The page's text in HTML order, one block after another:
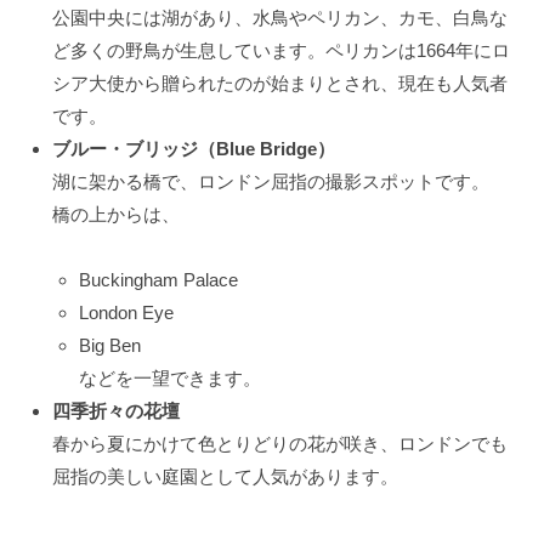
公園中央には湖があり、水鳥やペリカン、カモ、白鳥な
ど多くの野鳥が生息しています。ペリカンは1664年にロ
シア大使から贈られたのが始まりとされ、現在も人気者
です。
ブルー・ブリッジ（Blue Bridge）
湖に架かる橋で、ロンドン屈指の撮影スポットです。
橋の上からは、
Buckingham Palace
London Eye
Big Ben
などを一望できます。
四季折々の花壇
春から夏にかけて色とりどりの花が咲き、ロンドンでも
屈指の美しい庭園として人気があります。